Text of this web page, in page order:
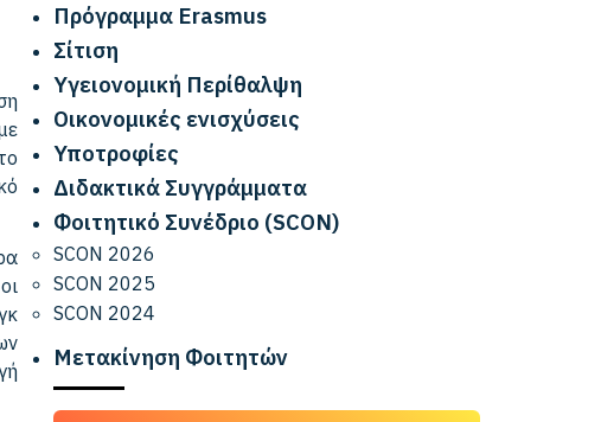
Πρόγραμμα Erasmus
Σίτιση
Υγειονομική Περίθαλψη
Οικονομικές ενισχύσεις
Υποτροφίες
Διδακτικά Συγγράμματα
Φοιτητικό Συνέδριο (SCON)
SCON 2026
SCON 2025
SCON 2024
Μετακίνηση Φοιτητών